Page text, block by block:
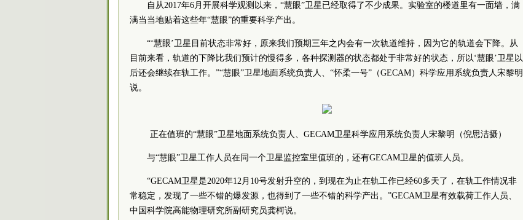
自从2017年6月开展科学观测以来，“慧眼”卫星已经取得了不少成果。实验室的楼道里有一面墙，满
满当当地贴着这些年“慧眼”的重要科学产出。
“‘慧眼’卫星目前状态非常好，原来我们预期三年之内会有一次轨道维持，因为它的轨道会下降。从
目前来看，轨道的下降比我们预计的慢得多，各种探测器的状态都处于非常好的状态，所以‘慧眼’卫星以
后还会继续在轨工作。”“慧眼”卫星地面系统负责人、“怀柔一号”（GECAM）科学应用系统负责人宋黎明
说。
正在值班的“慧眼”卫星地面系统负责人、GECAM卫星科学应用系统负责人宋黎明（倪思洁摄）
与“慧眼”卫星工作人员在同一个卫星监控室里值班的，还有GECAM卫星的值班人员。
“GECAM卫星是2020年12月10号发射升空的，到现在为止在轨工作已经60多天了，在轨工作情况非
常稳定，发现了一些不错的爆发源，也得到了一些不错的科学产出。”GECAM卫星有效载荷工作人员、
中国科学院高能物理研究所副研究员龚柯说。